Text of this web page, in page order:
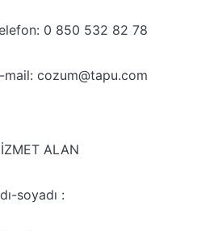
0 850 532 82 78
mail: cozum@tapu.com
ALAN
soyadı :